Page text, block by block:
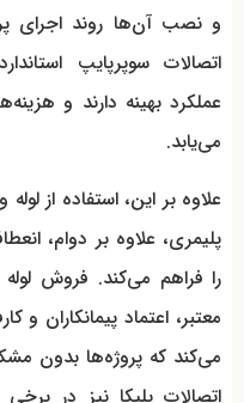
و نصب آن‌ها روند اجرای
اتصالات سوپرپایپ
عملکرد بهینه دارند و
می‌یابد.
علاوه بر این، استفاده از
پلیمری، علاوه بر دوام،
را فراهم می‌کند. فروش
معتبر، اعتماد پیمانکاران
می‌کند که پروژه‌ها بدون